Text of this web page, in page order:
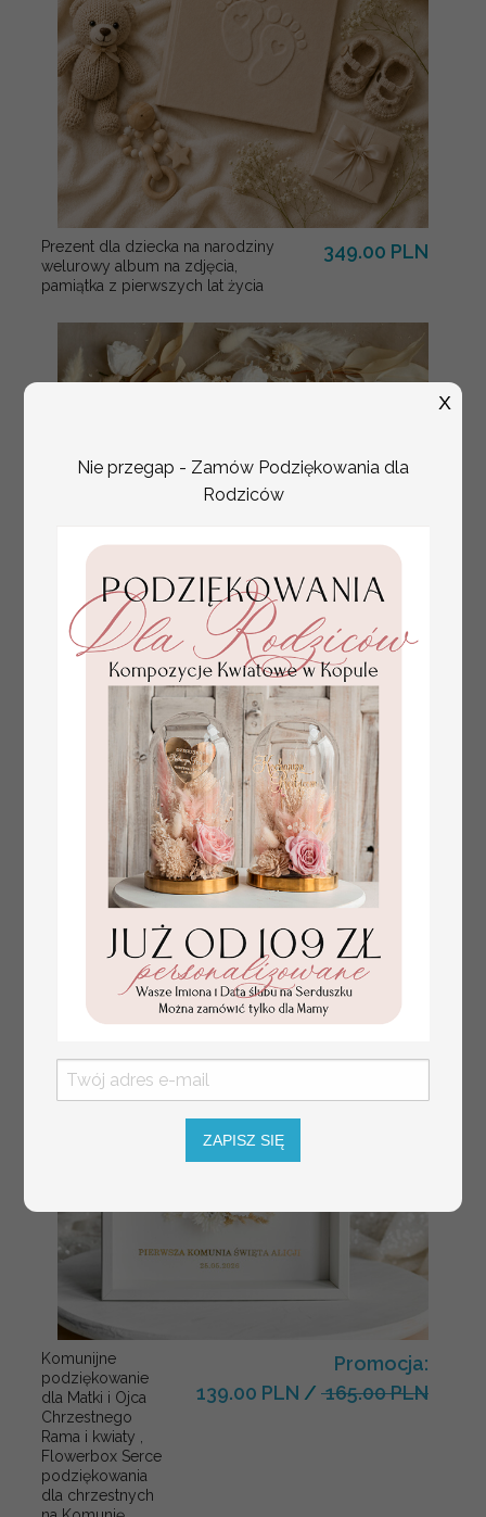
Prezent dla dziecka na narodziny
welurowy album na zdjęcia,
pamiątka z pierwszych lat życia
349.00 PLN
Statuetka pamiątka
Pierwszej Komunii
w pudełku,
personalizowana
Komunijna
opakowanie na
pieniądze
Promocja:
85.00 PLN/105.00 PLN
Komunijne
podziękowanie
dla Matki i Ojca
Chrzestnego
Rama i kwiaty ,
Flowerbox Serce
podziękowania
dla chrzestnych
Promocja:
139.00 PLN / 165.00 PLN
Nie przegap - Zamów Podziękowania dla
Rodziców
ZAPISZ SIĘ
X